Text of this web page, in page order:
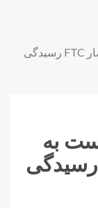
متا از دادگاه آمریکا خواست به پرونده ضدانحصار FTC رسیدگی
به
پرونده ضدانحصار FTC رسیدگی